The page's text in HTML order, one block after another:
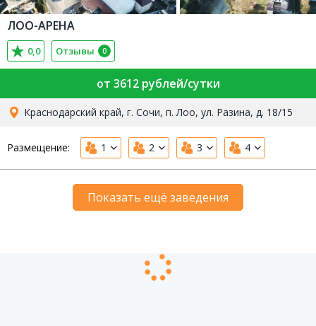
ЛОО-АРЕНА
0,0 Отзывы 0
от 3612 рублей/сутки
Краснодарский край, г. Сочи, п. Лоо, ул. Разина, д. 18/15
Размещение: 1 2 3 4
Показать ещё заведения